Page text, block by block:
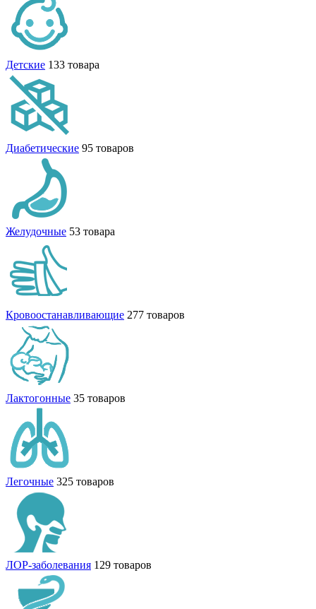
Детские 133 товара
Диабетические 95 товаров
Желудочные 53 товара
Кровоостанавливающие 277 товаров
Лактогонные 35 товаров
Легочные 325 товаров
ЛОР-заболевания 129 товаров